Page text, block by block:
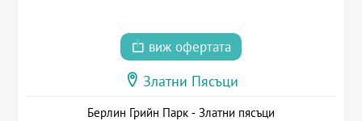
виж офертата
Златни Пясъци
Берлин Грийн Парк - Златни пясъци